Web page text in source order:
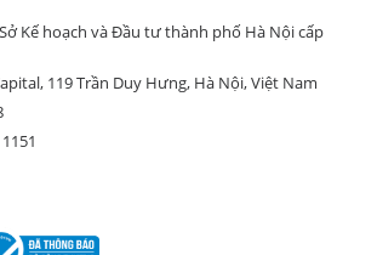
Kế hoạch và Đầu tư thành phố Hà Nội cấp
119 Trần Duy Hưng, Hà Nội, Việt Nam